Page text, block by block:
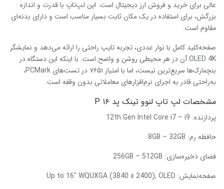
عالی برای خرید و فروش ارز دیجیتال است. این لپ‌تاپ با قدرت و اندازه
بزرگش، برای استفاده در یک مکان ثابت بسیار مناسب است و دارای بدنه‌ای
مقاوم است.
صفحه‌کلید کامل با نوار عددی، تجربه تایپ راحتی را ارائه می‌دهد و نمایشگر
OLED 4K آن در هر محیطی روشن و واضح است. با اینکه این دستگاه در
بنچمارک‌ها سریع‌ترین نیست، اما با امتیاز ۷۶۵۱ در تست‌های PCMark،
به‌راحتی قادر به اجرای نرم‌افزارهای معاملاتی بدون وقفه است.
مشخصات لپ تاپ لنوو تینک پد ۱۶ P
پردازنده: 12th Gen Intel Core i7 – i9
حافظه رم: 8GB – 32GB
فضای ذخیره‌سازی: 256GB – 512GB
صفحه‌نمایش: Up to 16″ WQUXGA (3840 x 2400), OLED